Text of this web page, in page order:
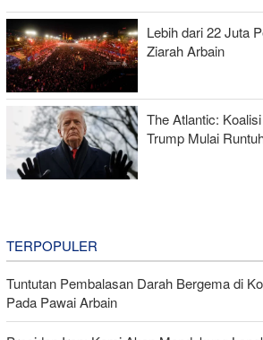
Lebih dari 22 Juta
Ziarah Arbain
The Atlantic:
Trump Mulai
TERPOPULER
Tuntutan Pembalasan Darah Bergema di
Pada Pawai Arbain